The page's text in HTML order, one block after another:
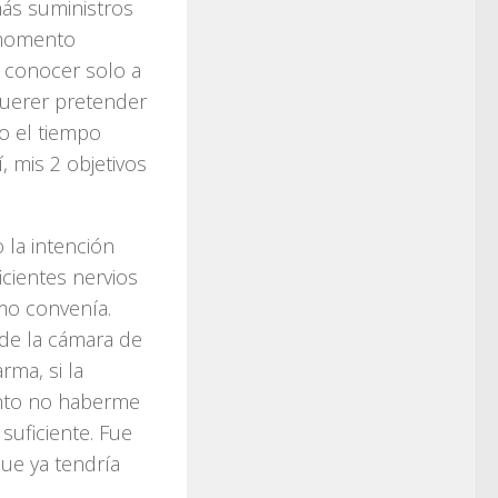
suministros
solo a
pretender
el tiempo
mis 2 objetivos
la intención
nervios
convenía.
la cámara de
si la
no haberme
Fue
ya tendría